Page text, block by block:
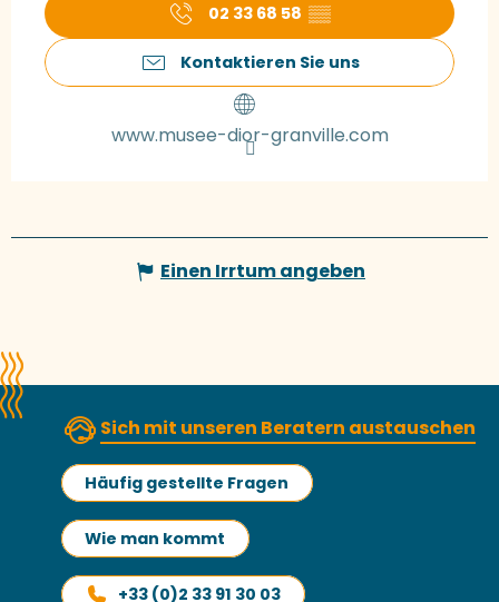
02 33 68 58 ▒▒
Kontaktieren Sie uns
www.musee-dior-granville.com
Einen Irrtum angeben
Sich mit unseren Beratern austauschen
Häufig gestellte Fragen
Wie man kommt
+33 (0)2 33 91 30 03